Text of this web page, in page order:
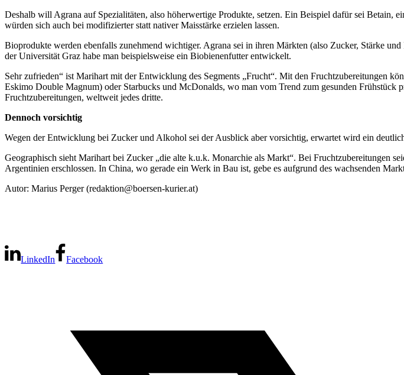
Deshalb will Agrana auf Spezialitäten, also höherwertige Produkte, setzen. Ein Beispiel dafür sei Betain,
würden sich auch bei modifizierter statt nativer Maisstärke erzielen lassen.
Bioprodukte werden ebenfalls zunehmend wichtiger. Agrana sei in ihren Märkten (also Zucker, Stärke
der Universität Graz habe man beispielsweise ein Biobienenfutter entwickelt.
Sehr zufrieden“ ist Marihart mit der Entwicklung des Segments „Frucht“. Mit den Fruchtzubereitungen
Eskimo Double Magnum) oder Starbucks und McDonalds, wo man vom Trend zum gesunden
Fruchtzubereitungen, weltweit jedes dritte.
Dennoch vorsichtig
Wegen der Entwicklung bei Zucker und Alkohol sei der Ausblick aber vorsichtig, erwartet wird ein
Geographisch sieht Marihart bei Zucker „die alte k.u.k. Monarchie als Markt“. Bei Fruchtzubereitungen
Argentinien erschlossen. In China, wo gerade ein Werk in Bau ist, gebe es aufgrund des wachsenden
Autor: Marius Perger (redaktion@boersen-kurier.at)
LinkedIn Facebook